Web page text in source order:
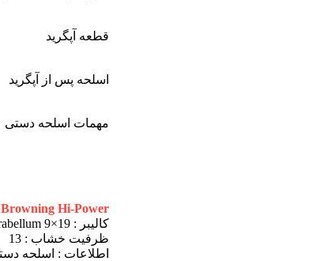
قطعه آپگرید
اسلحه پس از آپگرید
مهمات اسلحه دستی
Browning Hi-Power
کالیبر : 19×9 Parabellum
ظرفیت خشاب : 13